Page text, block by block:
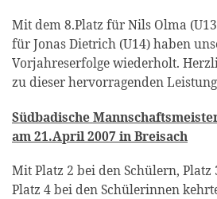
Mit dem 8.Platz für Nils Olma
für Jonas Dietrich (U14) haben
Vorjahreserfolge wiederholt.
zu dieser hervorragenden
Südbadische
am 21.April 2007 in Breisach
Mit Platz 2 bei den Schülern, Platz
Platz 4 bei den Schülerinnen